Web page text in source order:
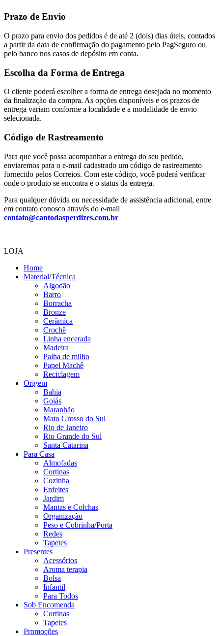
Prazo de Envio
O prazo para envio dos pedidos é de até 2 (dois) dias úteis, contados
a partir da data de confirmação do pagamento pelo PagSeguro ou
pelo banco nos casos de depósito em conta.
Escolha da Forma de Entrega
O cliente poderá escolher a forma de entrega desejada no momento
da finalização da compra. As opções disponíveis e os prazos de
entrega variam conforme a localidade e a modalidade de envio
selecionada.
Código de Rastreamento
Para que você possa acompanhar a entrega do seu pedido,
enviaremos para o e-mail cadastrado um código de rastreamento
fornecido pelos Correios. Com este código, você poderá verificar
onde o produto se encontra e o status da entrega.
Para qualquer dúvida ou necessidade de assistência adicional, entre
em contato conosco através do e-mail
contato@cantodasperdizes.com.br
LOJA
Home
Material/Técnica
Algodão
Barro
Borracha
Bronze
Cerâmica
Crochê
Linha encerada
Madeira
Palha de milho
Papel Machê
Reciclagem
Origem
Bahia
Goiás
Maranhão
Mato Grosso do Sul
Rio de Janeiro
Rio Grande do Sul
Santa Catarina
Para Casa
Almofadas
Cortinas
Cozinha
Enfeites
Jardim
Mantas e Colchas
Organização
Peso e Cobrinha/Porta
Redes
Tapetes
Presentes
Acessórios
Aroma terapia
Bolsa
Infantil
Para Todos
Sob Encomenda
Cortinas
Tapetes
Promoções